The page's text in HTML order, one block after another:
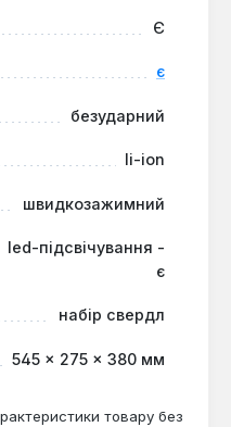
свердел для
12/2KP QC є
побутових ремонтних
для професійного
та мобільність. Він
Є
є
безударний
li-ion
швидкозажимний
led-підсвічування -
є
набір свердл
545 × 275 × 380 мм
товару без